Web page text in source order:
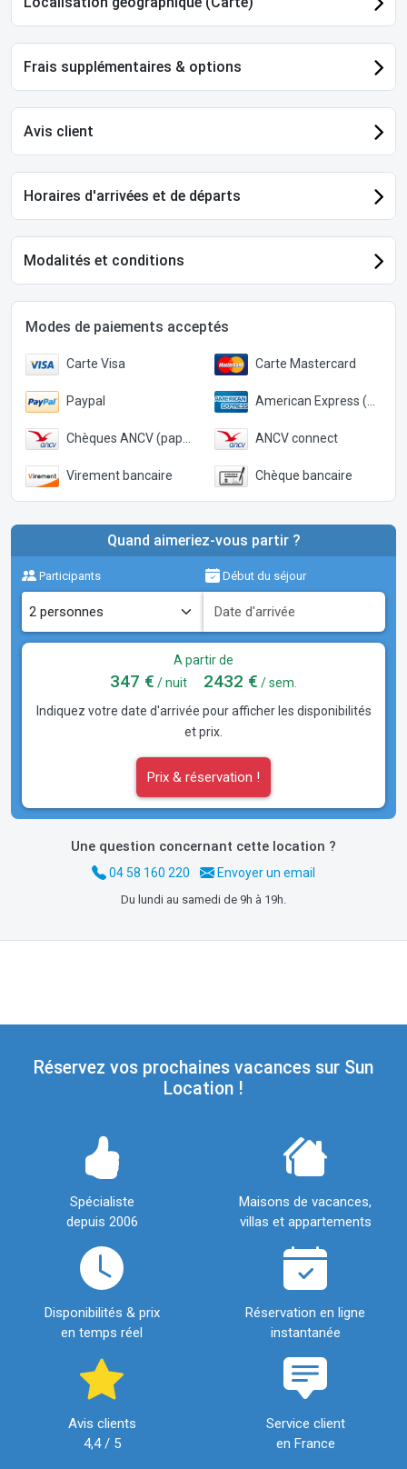
Frais supplémentaires & options
Avis client
Horaires d'arrivées et de départs
Modalités et conditions
Modes de paiements acceptés
Carte Visa Carte Mastercard
Paypal American Express (Paypal)
Chèques ANCV (papier) ANCV connect
Virement bancaire Chèque bancaire
Quand aimeriez-vous partir ?
Participants Début du séjour
A partir de
347 € / nuit 2432 € / sem.
Indiquez votre date d'arrivée pour afficher les disponibilités
et prix.
Prix & réservation !
Une question concernant cette location ?
04 58 160 220 Envoyer un email
Du lundi au samedi de 9h à 19h.
Réservez vos prochaines vacances sur Sun
Location !
Spécialiste
depuis 2006
Maisons de vacances,
villas et appartements
Disponibilités & prix
en temps réel
Réservation en ligne
instantanée
Avis clients
4,4 / 5
Service client
en France